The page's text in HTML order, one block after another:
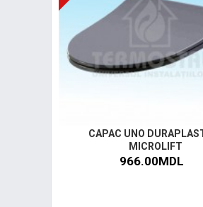
CAPAC UNO
MICROLIFT
966.00MDL